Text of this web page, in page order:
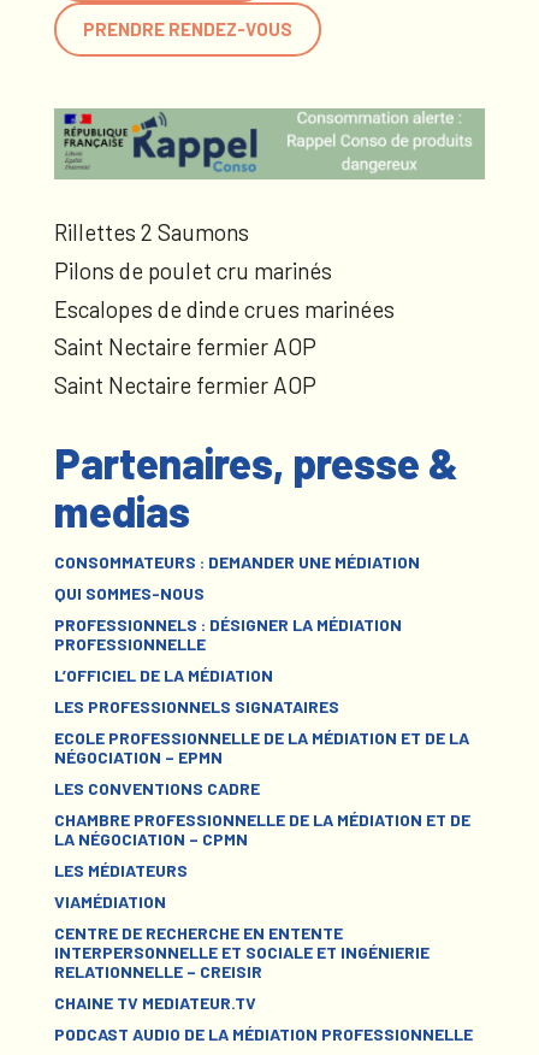
PRENDRE RENDEZ-VOUS
Rillettes 2 Saumons
Pilons de poulet cru marinés
Escalopes de dinde crues marinées
Saint Nectaire fermier AOP
Saint Nectaire fermier AOP
Partenaires, presse &
medias
CONSOMMATEURS : DEMANDER UNE MÉDIATION
QUI SOMMES-NOUS
PROFESSIONNELS : DÉSIGNER LA MÉDIATION
PROFESSIONNELLE
L’OFFICIEL DE LA MÉDIATION
LES PROFESSIONNELS SIGNATAIRES
ECOLE PROFESSIONNELLE DE LA MÉDIATION ET DE LA
NÉGOCIATION – EPMN
LES CONVENTIONS CADRE
CHAMBRE PROFESSIONNELLE DE LA MÉDIATION ET DE
LA NÉGOCIATION – CPMN
LES MÉDIATEURS
VIAMÉDIATION
CENTRE DE RECHERCHE EN ENTENTE
INTERPERSONNELLE ET SOCIALE ET INGÉNIERIE
RELATIONNELLE – CREISIR
CHAINE TV MEDIATEUR.TV
PODCAST AUDIO DE LA MÉDIATION PROFESSIONNELLE